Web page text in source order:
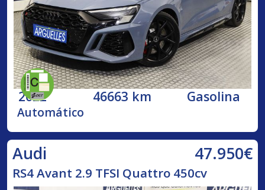
2022 46663 km Gasolina
Automático
Audi 47.950€
RS4 Avant 2.9 TFSI Quattro 450cv